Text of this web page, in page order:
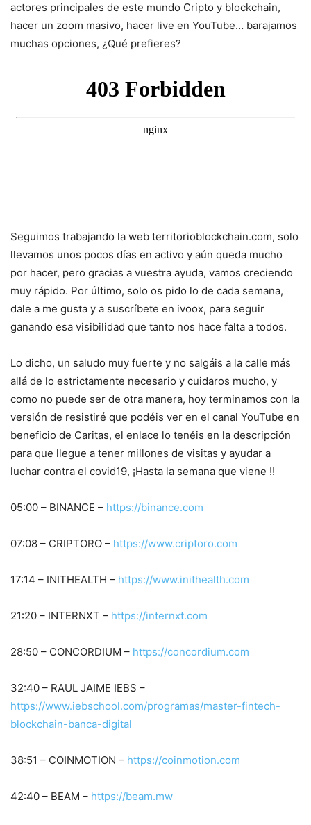
actores principales de este mundo Cripto y blockchain,
hacer un zoom masivo, hacer live en YouTube… barajamos
muchas opciones, ¿Qué prefieres?
Seguimos trabajando la web territorioblockchain.com, solo
llevamos unos pocos días en activo y aún queda mucho
por hacer, pero gracias a vuestra ayuda, vamos creciendo
muy rápido. Por último, solo os pido lo de cada semana,
dale a me gusta y a suscríbete en ivoox, para seguir
ganando esa visibilidad que tanto nos hace falta a todos.
Lo dicho, un saludo muy fuerte y no salgáis a la calle más
allá de lo estrictamente necesario y cuidaros mucho, y
como no puede ser de otra manera, hoy terminamos con la
versión de resistiré que podéis ver en el canal YouTube en
beneficio de Caritas, el enlace lo tenéis en la descripción
para que llegue a tener millones de visitas y ayudar a
luchar contra el covid19, ¡Hasta la semana que viene !!
05:00 – BINANCE – https://binance.com
07:08 – CRIPTORO – https://www.criptoro.com
17:14 – INITHEALTH – https://www.inithealth.com
21:20 – INTERNXT – https://internxt.com
28:50 – CONCORDIUM – https://concordium.com
32:40 – RAUL JAIME IEBS –
https://www.iebschool.com/programas/master-fintech-
blockchain-banca-digital
38:51 – COINMOTION – https://coinmotion.com
42:40 – BEAM – https://beam.mw